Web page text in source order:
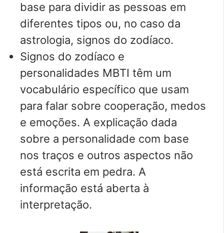
base para dividir as pessoas em
diferentes tipos ou, no caso da
astrologia, signos do zodíaco.
Signos do zodíaco e
personalidades MBTI têm um
vocabulário específico que usam
para falar sobre cooperação, medos
e emoções. A explicação dada
sobre a personalidade com base
nos traços e outros aspectos não
está escrita em pedra. A
informação está aberta à
interpretação.